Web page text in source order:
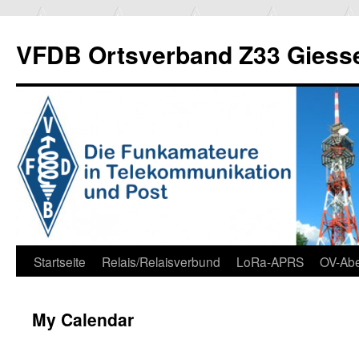
springen
VFDB Ortsverband Z33
Startseite Relais/Relaisverbund LoRa-APRS OV-
My Calendar